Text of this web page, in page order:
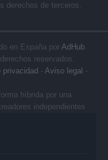
derechos de terceros.
en España por AdHub
reservados.
privacidad - Aviso legal -
híbrida por una
independientes